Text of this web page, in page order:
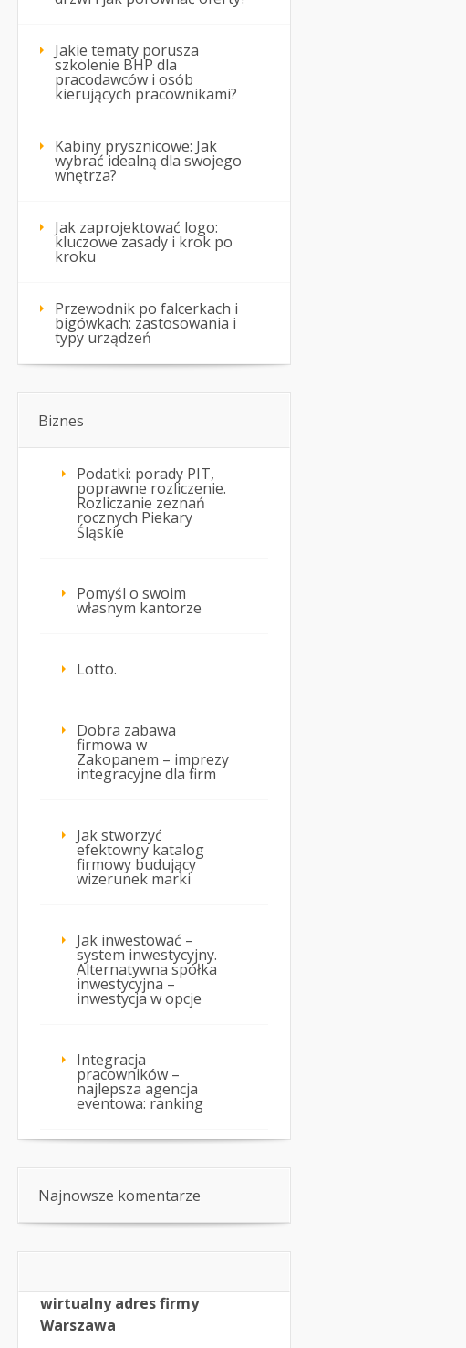
Jakie tematy porusza
szkolenie BHP dla
pracodawców i osób
kierujących pracownikami?
Kabiny prysznicowe: Jak
wybrać idealną dla swojego
wnętrza?
Jak zaprojektować logo:
kluczowe zasady i krok po
kroku
Przewodnik po falcerkach i
bigówkach: zastosowania i
typy urządzeń
Biznes
Podatki: porady PIT,
poprawne rozliczenie.
Rozliczanie zeznań
rocznych Piekary
Śląskie
Pomyśl o swoim
własnym kantorze
Lotto.
Dobra zabawa
firmowa w
Zakopanem – imprezy
integracyjne dla firm
Jak stworzyć
efektowny katalog
firmowy budujący
wizerunek marki
Jak inwestować –
system inwestycyjny.
Alternatywna spółka
inwestycyjna –
inwestycja w opcje
Integracja
pracowników –
najlepsza agencja
eventowa: ranking
Najnowsze komentarze
wirtualny adres firmy
Warszawa